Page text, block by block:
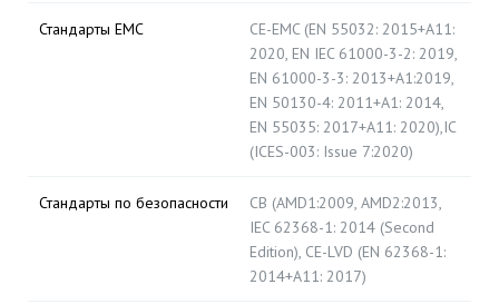
Стандарты EMC
CE-EMC (EN 55032: 2015+A11:
2020, EN IEC 61000-3-2: 2019,
EN 61000-3-3: 2013+A1:2019,
EN 50130-4: 2011+A1: 2014,
EN 55035: 2017+A11: 2020),IC
(ICES-003: Issue 7:2020)
Стандарты по безопасности
CB (AMD1:2009, AMD2:2013,
IEC 62368-1: 2014 (Second
Edition), CE-LVD (EN 62368-1:
2014+A11: 2017)